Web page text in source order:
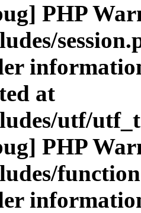
PHP
at
utf/
PHP